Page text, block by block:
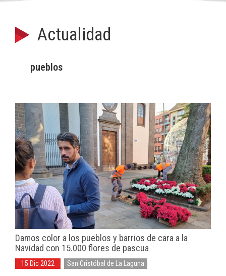
Actualidad
pueblos
Damos color a los pueblos y barrios de cara a la
Navidad con 15.000 flores de pascua
15 Dic 2022 San Cristóbal de La Laguna